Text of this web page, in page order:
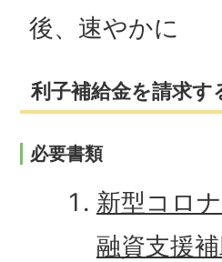
後、速やかに
利子補給金を請求す
必要書類
新型コロ
融資支援